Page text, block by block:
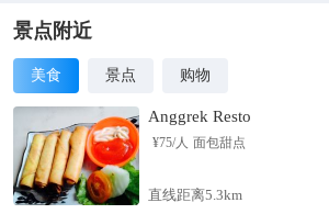
景点附近
美食 景点 购物
Anggrek Resto
¥75/人 面包甜点
直线距离5.3km